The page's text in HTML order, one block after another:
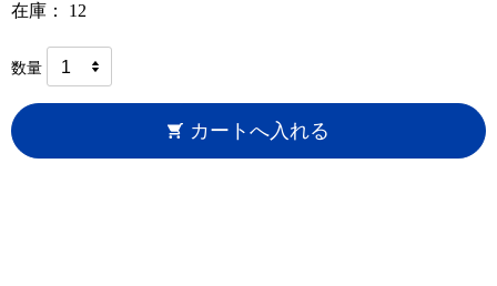
在庫： 12
数量
カートへ入れる